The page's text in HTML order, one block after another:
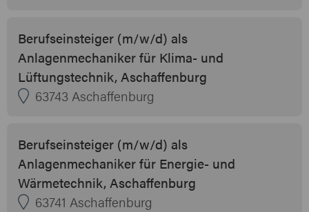
Berufseinsteiger (m/w/d) als
Anlagenmechaniker für Klima- und
Lüftungstechnik, Aschaffenburg
63743 Aschaffenburg
Berufseinsteiger (m/w/d) als
Anlagenmechaniker für Energie- und
Wärmetechnik, Aschaffenburg
63741 Aschaffenburg